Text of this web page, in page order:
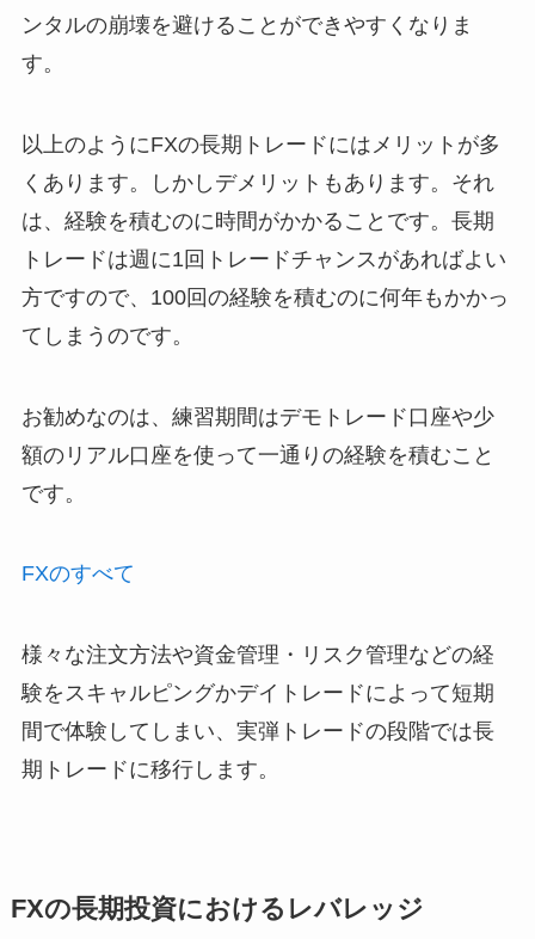
ンタルの崩壊を避けることができやすくなりま
す。
以上のようにFXの長期トレードにはメリットが多
くあります。しかしデメリットもあります。それ
は、経験を積むのに時間がかかることです。長期
トレードは週に1回トレードチャンスがあればよい
方ですので、100回の経験を積むのに何年もかかっ
てしまうのです。
お勧めなのは、練習期間はデモトレード口座や少
額のリアル口座を使って一通りの経験を積むこと
です。
FXのすべて
様々な注文方法や資金管理・リスク管理などの経
験をスキャルピングかデイトレードによって短期
間で体験してしまい、実弾トレードの段階では長
期トレードに移行します。
FXの長期投資におけるレバレッジ